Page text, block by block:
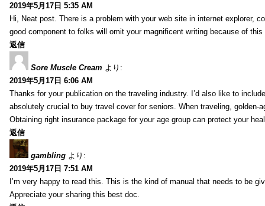
2019年5月17日 5:35 AM
Hi, Neat post. There is a problem with your web site in internet explorer,
good component to folks will omit your magnificent writing because of this
返信
Sore Muscle Cream より:
2019年5月17日 6:06 AM
Thanks for your publication on the traveling industry. I’d also like to
absolutely crucial to buy travel cover for seniors. When traveling, golden-
Obtaining right insurance package for your age group can protect your
返信
gambling より:
2019年5月17日 7:51 AM
I’m very happy to read this. This is the kind of manual that needs to be
Appreciate your sharing this best doc.